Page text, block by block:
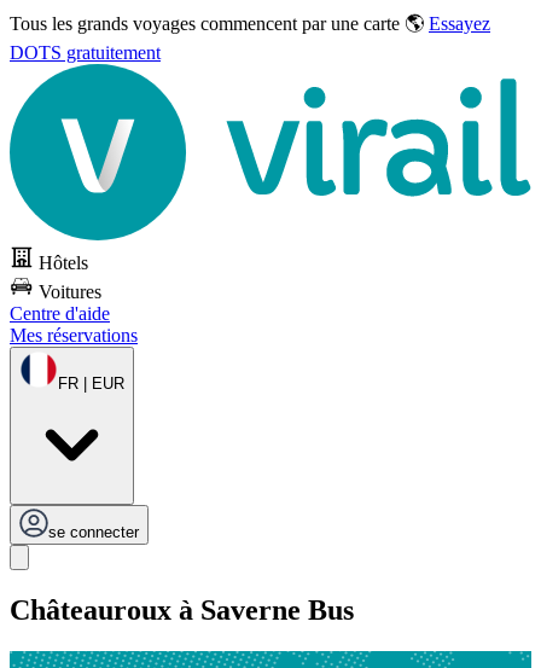
Tous les grands voyages commencent par une carte 🌎 Essayez
DOTS gratuitement
Hôtels
Voitures
Centre d'aide
Mes réservations
FR | EUR
se connecter
Châteauroux à Saverne Bus